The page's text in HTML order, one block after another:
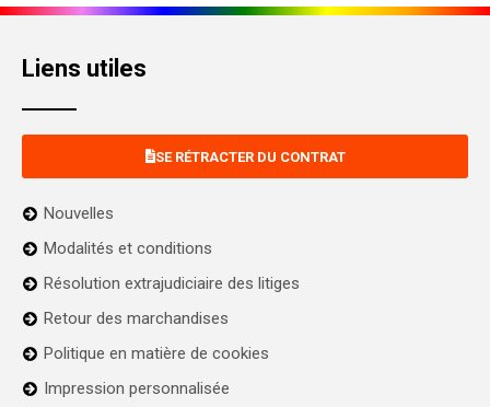
Liens utiles
SE RÉTRACTER DU CONTRAT
Nouvelles
Modalités et conditions
Résolution extrajudiciaire des litiges
Retour des marchandises
Politique en matière de cookies
Impression personnalisée